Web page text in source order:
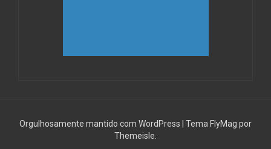
Orgulhosamente mantido com WordPress Tema FlyMag por
Themeisle.